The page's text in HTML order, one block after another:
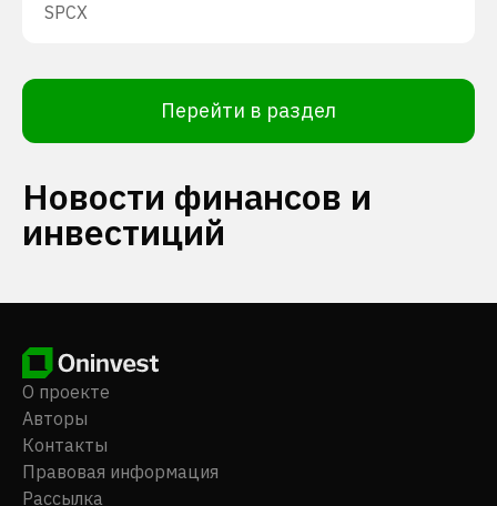
SPCX
Перейти в раздел
Новости финансов и
инвестиций
О проекте
Авторы
Контакты
Правовая информация
Рассылка